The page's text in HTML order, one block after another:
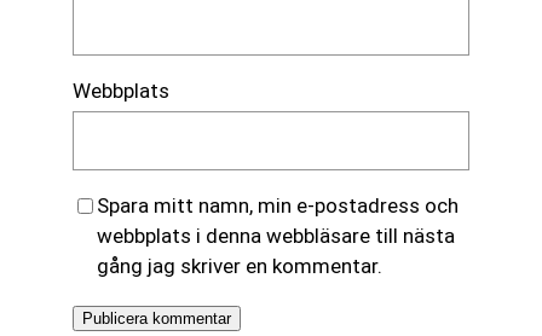
Webbplats
Spara mitt namn, min e-postadress och
webbplats i denna webbläsare till nästa
gång jag skriver en kommentar.